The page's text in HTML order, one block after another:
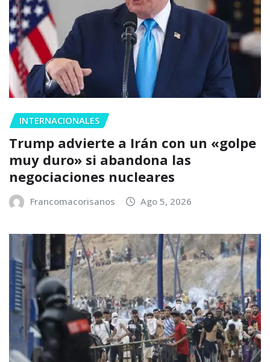
INTERNACIONALES
Trump advierte a Irán con un «golpe
muy duro» si abandona las
negociaciones nucleares
Francomacorisanos Ago 5, 2026